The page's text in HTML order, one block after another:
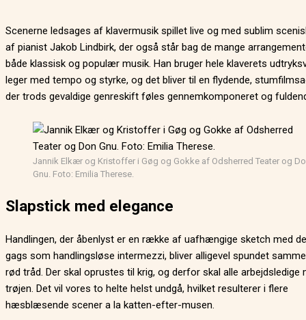
Scenerne ledsages af klavermusik spillet live og med sublim
af pianist Jakob Lindbirk, der også står bag de mange
både klassisk og populær musik. Han bruger hele klaverets
leger med tempo og styrke, og det bliver til en flydende,
der trods gevaldige genreskift føles gennemkomponeret og
Jannik Elkær og Kristoffer i Gøg og Gokke af Odsherred Teater og
Gnu. Foto: Emilia Therese.
Slapstick med elegance
Handlingen, der åbenlyst er en række af uafhængige sketch med
gags som handlingsløse intermezzi, bliver alligevel spundet
rød tråd. Der skal oprustes til krig, og derfor skal alle arbejdsledige
trøjen. Det vil vores to helte helst undgå, hvilket resulterer i flere
hæsblæsende scener a la katten-efter-musen.